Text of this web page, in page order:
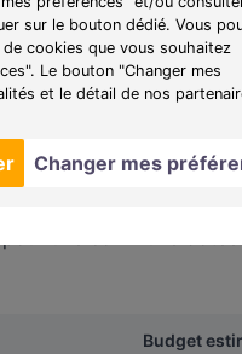
sur le bouton dédié. Vous
cookies que vous souhaitez
Le bouton "Changer mes
et le détail de nos
Changer mes
une commune
Budget